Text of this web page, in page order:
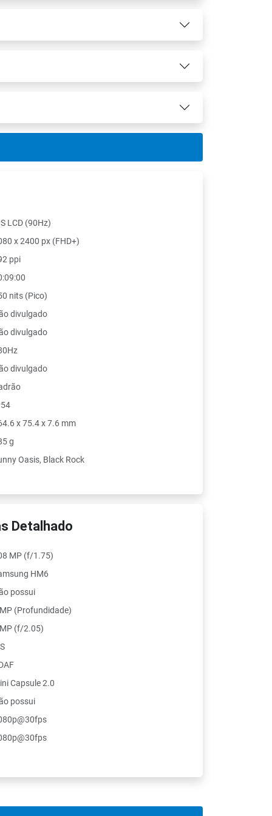
LCD (90Hz)
x 2400 px (FHD+)
ppi
nits (Pico)
divulgado
divulgado
divulgado
x 75.4 x 7.6 mm
g
Oasis, Black Rock
Detalhado
MP (f/1.75)
HM6
possui
(Profundidade)
(f/2.05)
Capsule 2.0
possui